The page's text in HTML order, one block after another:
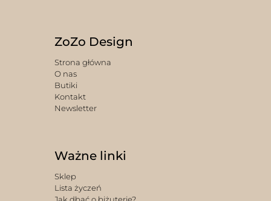
ZoZo Design
Strona główna
O nas
Butiki
Kontakt
Newsletter
Ważne linki
Sklep
Lista życzeń